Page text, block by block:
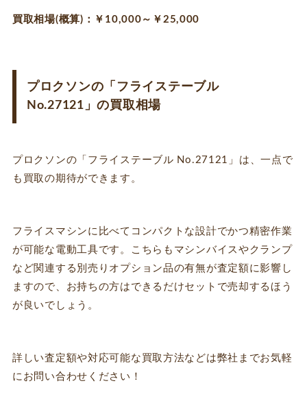
買取相場(概算)：￥10,000～￥25,000
プロクソンの「フライステーブル
No.27121」の買取相場
プロクソンの「フライステーブル No.27121」は、一点で
も買取の期待ができます。
フライスマシンに比べてコンパクトな設計でかつ精密作業
が可能な電動工具です。こちらもマシンバイスやクランプ
など関連する別売りオプション品の有無が査定額に影響し
ますので、お持ちの方はできるだけセットで売却するほう
が良いでしょう。
詳しい査定額や対応可能な買取方法などは弊社までお気軽
にお問い合わせください！